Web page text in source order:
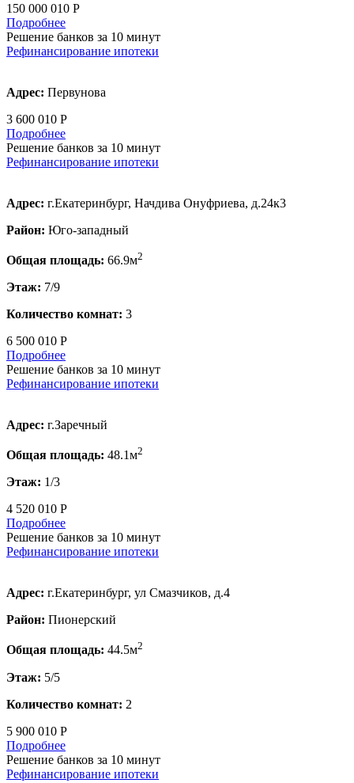
150 000 010 Р
Подробнее
Решение банков за 10 минут
Рефинансирование ипотеки
Адрес: Первунова
3 600 010 Р
Подробнее
Решение банков за 10 минут
Рефинансирование ипотеки
Адрес: г.Екатеринбург, Начдива Онуфриева, д.24к3
Район: Юго-западный
Общая площадь: 66.9м2
Этаж: 7/9
Количество комнат: 3
6 500 010 Р
Подробнее
Решение банков за 10 минут
Рефинансирование ипотеки
Адрес: г.Заречный
Общая площадь: 48.1м2
Этаж: 1/3
4 520 010 Р
Подробнее
Решение банков за 10 минут
Рефинансирование ипотеки
Адрес: г.Екатеринбург, ул Смазчиков, д.4
Район: Пионерский
Общая площадь: 44.5м2
Этаж: 5/5
Количество комнат: 2
5 900 010 Р
Подробнее
Решение банков за 10 минут
Рефинансирование ипотеки